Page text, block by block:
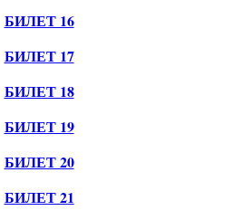
БИЛЕТ 16
БИЛЕТ 17
БИЛЕТ 18
БИЛЕТ 19
БИЛЕТ 20
БИЛЕТ 21